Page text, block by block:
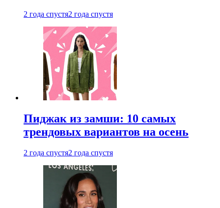
2 года спустя2 года спустя
Пиджак из замши: 10 самых
трендовых вариантов на осень
2 года спустя2 года спустя